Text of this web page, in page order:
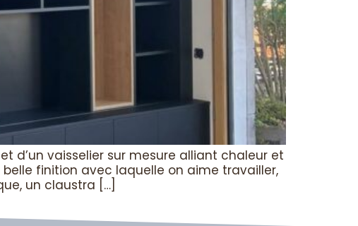
d’un vaisselier sur mesure alliant chaleur et
finition avec laquelle on aime travailler,
un claustra […]